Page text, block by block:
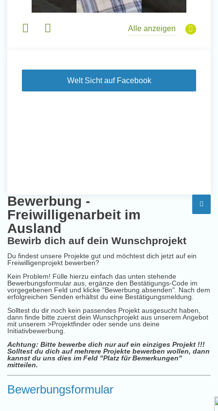
Alle anzeigen
Welt Sicht auf Facebook
Bewerbung -
Freiwilligenarbeit im
Ausland
Bewirb dich auf dein Wunschprojekt
Du findest unsere Projekte gut und möchtest dich jetzt auf ein
Freiwilligenprojekt bewerben?
Kein Problem! Fülle hierzu einfach das unten stehende
Bewerbungsformular aus, ergänze den Bestätigungs-Code im
vorgegebenen Feld und klicke "Bewerbung absenden". Nach dem
erfolgreichen Senden erhältst du eine Bestätigungsmeldung.
Solltest du dir noch kein passendes Projekt ausgesucht haben,
dann finde bitte zuerst dein Wunschprojekt aus unserem Angebot
mit unserem >Projektfinder oder sende uns deine
Initiativbewerbung
Achtung: Bitte bewerbe dich nur auf ein einziges Projekt !!!
Solltest du dich auf mehrere Projekte bewerben wollen, dann
kannst du uns dies im Feld "Platz für Bemerkungen"
mitteilen.
Bewerbungsformular